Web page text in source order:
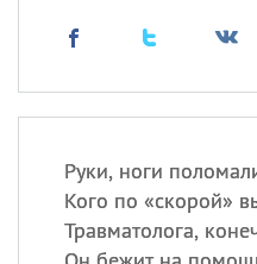
Руки, ноги
Кого по «скорой»
Травматолога,